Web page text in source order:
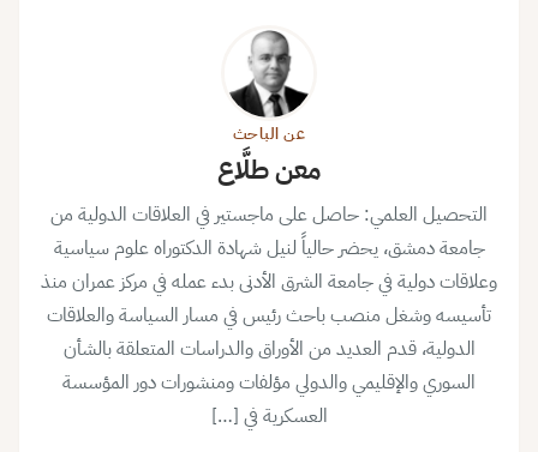
عن الباحث
معن طلَّاع
التحصيل العلمي: حاصل على ماجستير في العلاقات الدولية من
جامعة دمشق، يحضر حالياً لنيل شهادة الدكتوراه علوم سياسية
وعلاقات دولية في جامعة الشرق الأدنى بدء عمله في مركز عمران منذ
تأسيسه وشغل منصب باحث رئيس في مسار السياسة والعلاقات
الدولية، قدم العديد من الأوراق والدراسات المتعلقة بالشأن
السوري والإقليمي والدولي مؤلفات ومنشورات دور المؤسسة
العسكرية في […]